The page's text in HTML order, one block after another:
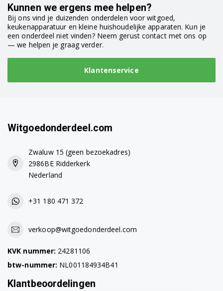
Kunnen we ergens mee helpen?
Bij ons vind je duizenden onderdelen voor witgoed,
keukenapparatuur en kleine huishoudelijke apparaten. Kun je
een onderdeel niet vinden? Neem gerust contact met ons op
— we helpen je graag verder.
Klantenservice
Witgoedonderdeel.com
Zwaluw 15 (geen bezoekadres)
2986BE Ridderkerk
Nederland
+31 180 471 372
verkoop@witgoedonderdeel.com
KVK nummer: 24281106
btw-nummer: NL001184934B41
Klantbeoordelingen